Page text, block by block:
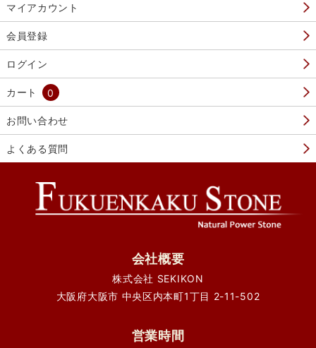
マイアカウント
会員登録
ログイン
カート 0
お問い合わせ
よくある質問
会社概要
株式会社 SEKIKON
大阪府大阪市 中央区内本町1丁目 2-11-502
営業時間